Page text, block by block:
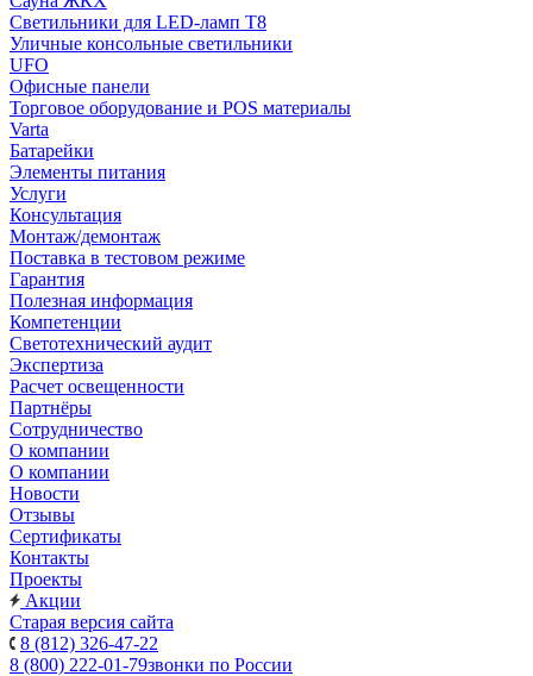
Светильники для LED-ламп T8
Уличные консольные светильники
UFO
Офисные панели
Торговое оборудование и POS материалы
Varta
Батарейки
Элементы питания
Услуги
Консультация
Монтаж/демонтаж
Поставка в тестовом режиме
Гарантия
Полезная информация
Компетенции
Светотехнический аудит
Экспертиза
Расчет освещенности
Партнёры
Cотрудничество
О компании
О компании
Новости
Отзывы
Сертификаты
Контакты
Проекты
Акции
Старая версия сайта
8 (812) 326-47-22
8 (800) 222-01-79звонки по России